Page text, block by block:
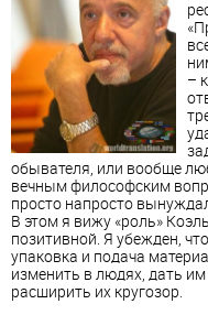
–
обывателя, или вообще
вечным философским
просто напросто
В этом я вижу «роль»
позитивной. Я убежден,
упаковка и подача
изменить в людях, дать
расширить их кругозор.